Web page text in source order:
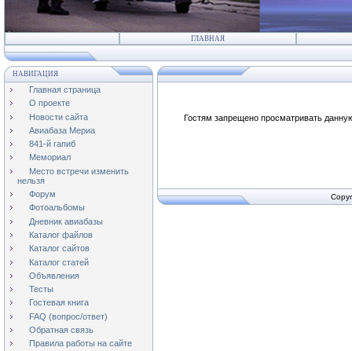
ГЛАВНАЯ
НАВИГАЦИЯ
Главная страница
О проекте
Новости сайта
Авиабаза Мериа
841-й гапиб
Мемориал
Место встречи изменить
нельзя
Форум
Фотоальбомы
Дневник авиабазы
Каталог файлов
Каталог сайтов
Каталог статей
Объявления
Тесты
Гостевая книга
FAQ (вопрос/ответ)
Обратная связь
Правила работы на сайте
Гостям запрещено просматривать